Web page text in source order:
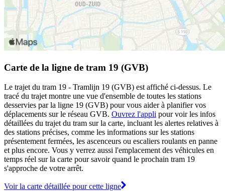
Carte de la ligne de tram 19 (GVB)
Le trajet du tram 19 - Tramlijn 19 (GVB) est affiché ci-dessus. Le
tracé du trajet montre une vue d'ensemble de toutes les stations
desservies par la ligne 19 (GVB) pour vous aider à planifier vos
déplacements sur le réseau GVB. Ouvrez l'appli pour voir les infos
détaillées du trajet du tram sur la carte, incluant les alertes relatives à
des stations précises, comme les informations sur les stations
présentement fermées, les ascenceurs ou escaliers roulants en panne
et plus encore. Vous y verrez aussi l'emplacement des véhicules en
temps réel sur la carte pour savoir quand le prochain tram 19
s'approche de votre arrêt.
Voir la carte détaillée pour cette ligne